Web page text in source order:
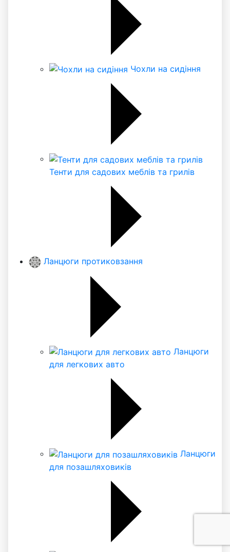
Чохли на сидіння
Тенти для садових меблів та грилів
Ланцюги протиковзання
Ланцюги
для легкових авто
Ланцюги
для позашляховиків